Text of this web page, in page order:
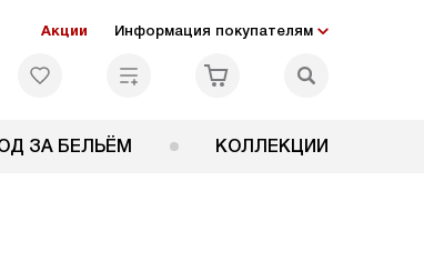
Акции Информация покупателям
ЗА БЕЛЬЁМ КОЛЛЕКЦИИ